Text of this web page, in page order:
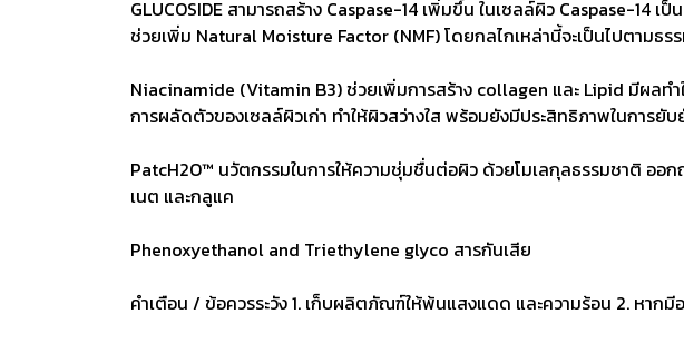
GLUCOSIDE สามารถสร้าง Caspase-14 เพิ่มขึ้น ในเซลล์ผิว Caspase-
ช่วยเพิ่ม Natural Moisture Factor (NMF) โดยกลไกเหล่านี้จะเป็นไปตาม
Niacinamide (Vitamin B3) ช่วยเพิ่มการสร้าง collagen และ Lipid มีผลท
การผลัดตัวของเซลล์ผิวเก่า ทำให้ผิวสว่างใส พร้อมยังมีประสิทธิภาพในการยั
PatcH2O™ นวัตกรรมในการให้ความชุ่มชื่นต่อผิว ด้วยโมเลกุลธรรมชาติ อ
เนต และกลูแค
Phenoxyethanol and Triethylene glyco สารกันเสีย
คำเตือน / ข้อควรระวัง 1. เก็บผลิตภัณฑ์ให้พ้นแสงแดด และความร้อน 2. ห